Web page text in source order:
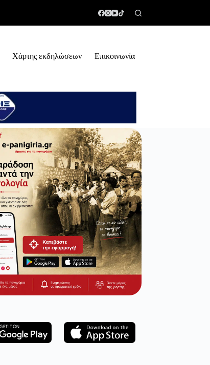
Χάρτης εκδηλώσεων Επικοινωνία